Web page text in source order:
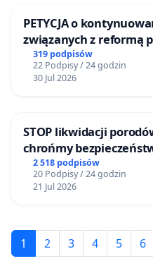
spoza środowiska
niezaprzyjaźnionych
niemoralnych i
Dodatkowo przed
podejrzenia o pedofilię,
czy narkomanię są
nauczyciela!!!
Paulina Magdalena Moskalik
PETYCJA o
związanych z reformą
319 podpisów
22 Podpisy / 24 godzin
30 Jul 2026
STOP likwidacji
chrońmy
2 518 podpisów
20 Podpisy / 24 godzin
21 Jul 2026
1 2 3 4 5 6